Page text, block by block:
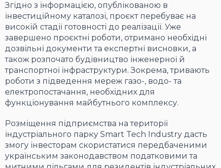
Згідно з інформацією, опублікованою в
інвестиційному каталозі, проєкт перебуває на
високій стадії готовності до реалізації. Уже
завершено проєктні роботи, отримано необхідні
дозвільні документи та експертні висновки, а
також розпочато будівництво інженерної й
транспортної інфраструктури. Зокрема, тривають
роботи з підведення мереж газо-, водо- та
електропостачання, необхідних для
функціонування майбутнього комплексу.
Розміщення підприємства на території
індустріального парку Smart Tech Industry дасть
змогу інвесторам скористатися передбаченими
українським законодавством податковими та